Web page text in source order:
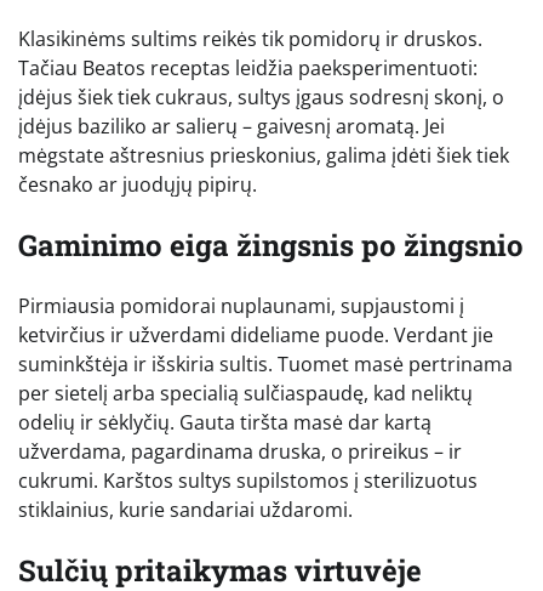
Klasikinėms sultims reikės tik pomidorų ir druskos.
Tačiau Beatos receptas leidžia paeksperimentuoti:
įdėjus šiek tiek cukraus, sultys įgaus sodresnį skonį, o
įdėjus baziliko ar salierų – gaivesnį aromatą. Jei
mėgstate aštresnius prieskonius, galima įdėti šiek tiek
česnako ar juodųjų pipirų.
Gaminimo eiga žingsnis po žingsnio
Pirmiausia pomidorai nuplaunami, supjaustomi į
ketvirčius ir užverdami dideliame puode. Verdant jie
suminkštėja ir išskiria sultis. Tuomet masė pertrinama
per sietelį arba specialią sulčiaspaudę, kad neliktų
odelių ir sėklyčių. Gauta tiršta masė dar kartą
užverdama, pagardinama druska, o prireikus – ir
cukrumi. Karštos sultys supilstomos į sterilizuotus
stiklainius, kurie sandariai uždaromi.
Sulčių pritaikymas virtuvėje